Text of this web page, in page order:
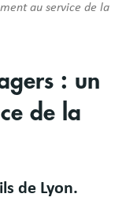
au service de la
: un
de la
de Lyon.